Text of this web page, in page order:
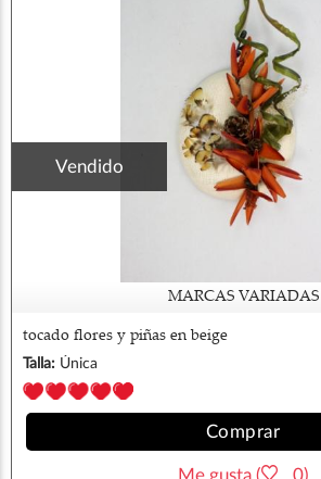
Vendido
MARCAS VARIADAS
tocado flores y piñas en beige
Talla: Única
Comprar